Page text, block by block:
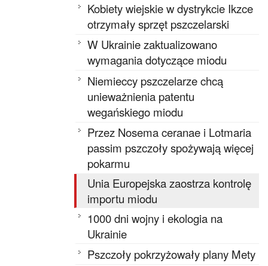
Kobiety wiejskie w dystrykcie Ikzce
otrzymały sprzęt pszczelarski
W Ukrainie zaktualizowano
wymagania dotyczące miodu
Niemieccy pszczelarze chcą
unieważnienia patentu
wegańskiego miodu
Przez Nosema ceranae i Lotmaria
passim pszczoły spożywają więcej
pokarmu
Unia Europejska zaostrza kontrolę
importu miodu
1000 dni wojny i ekologia na
Ukrainie
Pszczoły pokrzyżowały plany Mety